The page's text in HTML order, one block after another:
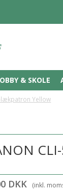
& SKOLE
Yellow
DKK (inkl.